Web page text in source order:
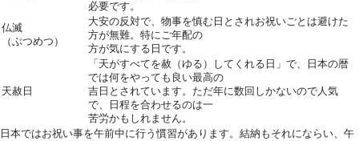
必要です。
仏滅
（ぶつめつ）
大安の反対で、物事を慎む日とされお祝いごとは避けた
方が無難。特にご年配の
方が気にする日です。
天赦日
「天がすべてを赦（ゆる）してくれる日」で、日本の暦
では何をやっても良い最高の
吉日とされています。ただ年に数回しかないので人気
で、日程を合わせるのは一
苦労かもしれません。
日本ではお祝い事を午前中に行う慣習があります。結納もそれにならい、午